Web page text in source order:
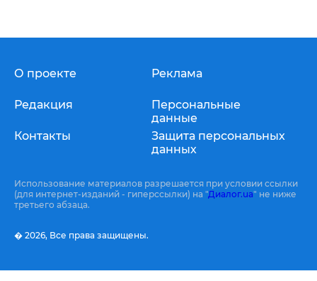
О проекте
Редакция
Контакты
Реклама
Персональные
данные
Защита персональных
данных
Использование материалов разрешается при условии ссылки
(для интернет-изданий - гиперссылки) на "Диалог.ua" не ниже
третьего абзаца.
� 2026, Все права защищены.